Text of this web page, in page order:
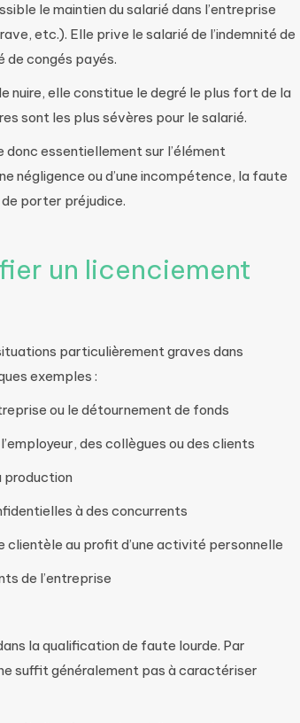
le maintien du salarié dans l’entreprise
etc.). Elle prive le salarié de l’indemnité de
de congés payés.
nuire, elle constitue le degré le plus fort de la
sont les plus sévères pour le salarié.
essentiellement sur l’élément
négligence ou d’une incompétence, la faute
porter préjudice.
un licenciement
particulièrement graves dans
exemples :
ou le détournement de fonds
des collègues ou des clients
production
à des concurrents
clientèle au profit d’une activité personnelle
de l’entreprise
la qualification de faute lourde. Par
suffit généralement pas à caractériser